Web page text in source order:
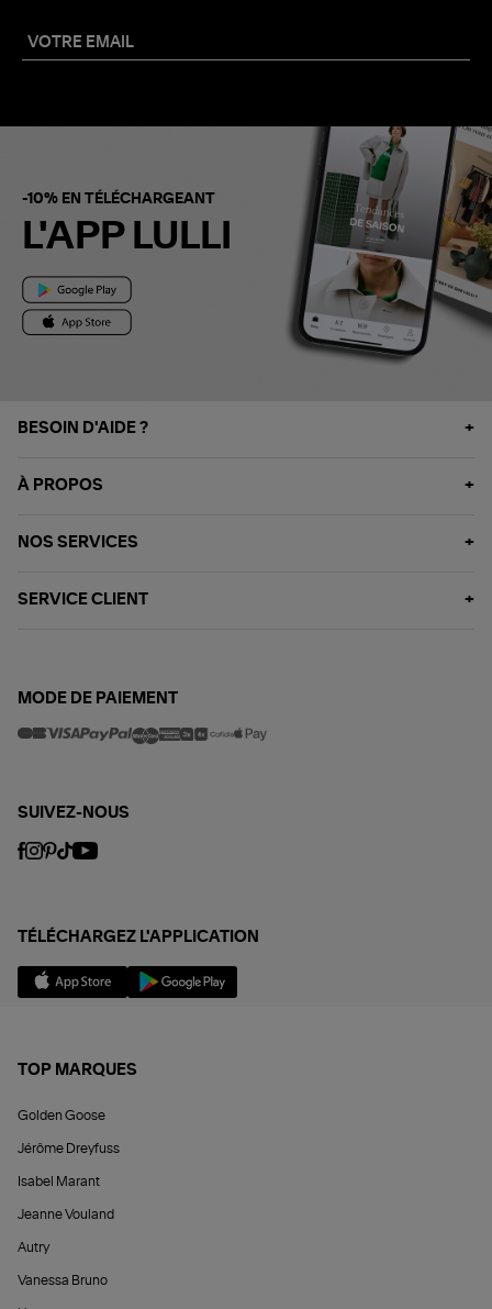
-10% EN TÉLÉCHARGEANT
L'APP LULLI
BESOIN D'AIDE ?
À PROPOS
NOS SERVICES
SERVICE CLIENT
MODE DE PAIEMENT
SUIVEZ-NOUS
TÉLÉCHARGEZ L'APPLICATION
TOP MARQUES
Golden Goose
Jérôme Dreyfuss
Isabel Marant
Jeanne Vouland
Autry
Vanessa Bruno